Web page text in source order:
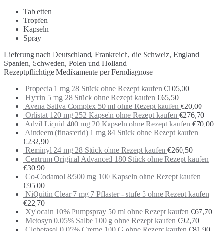
Tabletten
Tropfen
Kapseln
Spray
Lieferung nach Deutschland, Frankreich, die Schweiz, England,
Spanien, Schweden, Polen und Holland
Rezeptpflichtige Medikamente per Ferndiagnose
Propecia 1 mg 28 Stück ohne Rezept kaufen €105,00
Hytrin 5 mg 28 Stück ohne Rezept kaufen €65,50
Avena Sativa Complex 50 ml ohne Rezept kaufen €20,00
Orlistat 120 mg 252 Kapseln ohne Rezept kaufen €276,70
Advil Liquid 400 mg 20 Kapseln ohne Rezept kaufen €70,00
Aindeem (finasterid) 1 mg 84 Stück ohne Rezept kaufen
€232,90
Reminyl 24 mg 28 Stück ohne Rezept kaufen €260,50
Centrum Original Advanced 180 Stück ohne Rezept kaufen
€30,90
Co-Codamol 8/500 mg 100 Kapseln ohne Rezept kaufen
€95,00
NiQuitin Clear 7 mg 7 Pflaster - stufe 3 ohne Rezept kaufen
€22,70
Xylocain 10% Pumpspray 50 ml ohne Rezept kaufen €67,70
Metosyn 0.05% Salbe 100 g ohne Rezept kaufen €92,70
Clobetasol 0.05% Creme 100 G ohne Rezept kaufen €81,90